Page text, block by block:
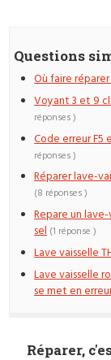
Questions
Où faire
Voyant 3 et 9
réponses )
Code erreur F5
réponses )
Réparer lave-
(8 réponses )
Repare un
sel (1 réponse )
Lave vaisselle
Lave vaisselle
se met en
Réparer,